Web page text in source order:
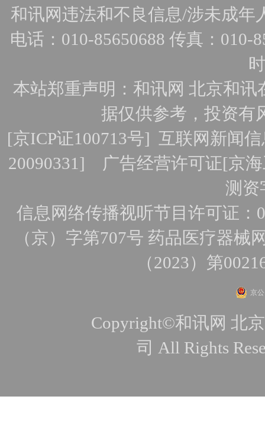
和讯网违法和不良信息/涉未成年
电话：010-85650688 传真：010-
本站郑重声明：和讯网 北京和
据仅供参考，投资有
[京ICP证100713号]互联网新闻
20090331] 广告经营许可证[京
测资
信息网络传播视听节目许可证：
（京）字第707号 药品医疗器械
（2023）第
京
Copyright©和讯网 北
司 All Rights